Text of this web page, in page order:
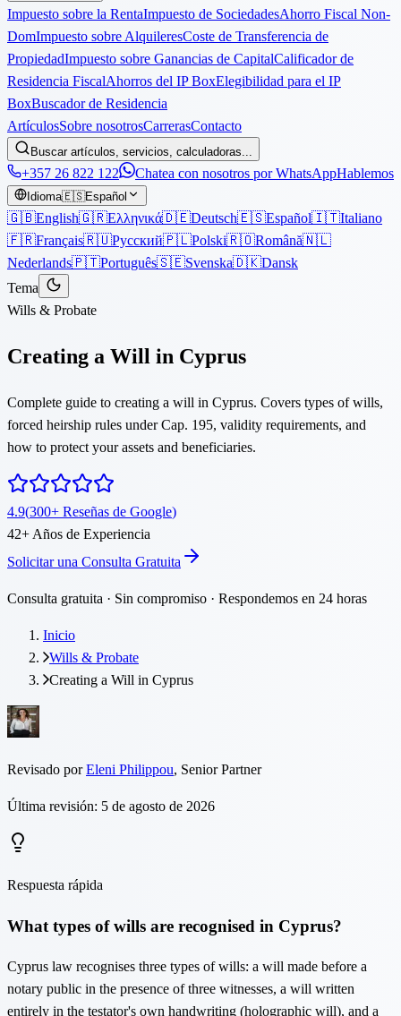
Impuesto sobre la RentaImpuesto de SociedadesAhorro Fiscal Non-
DomImpuesto sobre AlquileresCoste de Transferencia de
PropiedadImpuesto sobre Ganancias de CapitalCalificador de
Residencia FiscalAhorros del IP BoxElegibilidad para el IP
BoxBuscador de Residencia
ArtículosSobre nosotrosCarrerasContacto
Buscar artículos, servicios, calculadoras...
+357 26 822 122 Chatea con nosotros por WhatsAppHablemos
Idioma🇪🇸Español
🇬🇧English🇬🇷Ελληνικά🇩🇪Deutsch🇪🇸Español🇮🇹Italiano
🇫🇷Français🇷🇺Русский🇵🇱Polski🇷🇴Română🇳🇱
Nederlands🇵🇹Português🇸🇪Svenska🇩🇰Dansk
Tema
Wills & Probate
Creating a Will in Cyprus
Complete guide to creating a will in Cyprus. Covers types of wills,
forced heirship rules under Cap. 195, validity requirements, and
how to protect your assets and beneficiaries.
4.9(300+ Reseñas de Google)
42+ Años de Experiencia
Solicitar una Consulta Gratuita
Consulta gratuita · Sin compromiso · Respondemos en 24 horas
Inicio
Wills & Probate
Creating a Will in Cyprus
Revisado por Eleni Philippou, Senior Partner
Última revisión: 5 de agosto de 2026
Respuesta rápida
What types of wills are recognised in Cyprus?
Cyprus law recognises three types of wills: a will made before a
notary public in the presence of three witnesses, a will written
entirely in the testator's own handwriting (holographic will), and a